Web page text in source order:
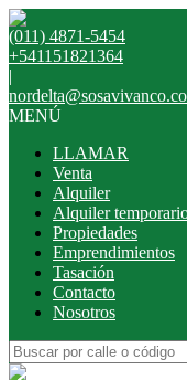
(011) 4871-5454
+541151821364
|
MENÚ
LLAMAR
Venta
Alquiler
Alquiler
Propiedades
Emprendimientos
Tasación
Contacto
Nosotros